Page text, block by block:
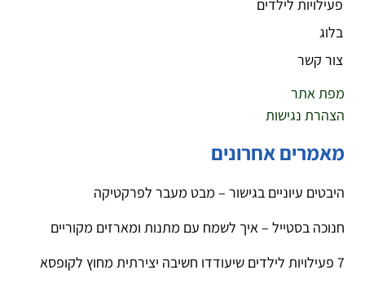
פעילויות לילדים
בלוג
צור קשר
מפת אתר
הצהרת נגישות
מאמרים אחרונים
היבטים עיוניים בגישור – מבט מעבר לפרקטיקה
חנוכה בסטייל – איך לשמח עם מתנות ומארזים מקוריים
7 פעילויות לילדים שיעודדו חשיבה יצירתית מחוץ לקופסא